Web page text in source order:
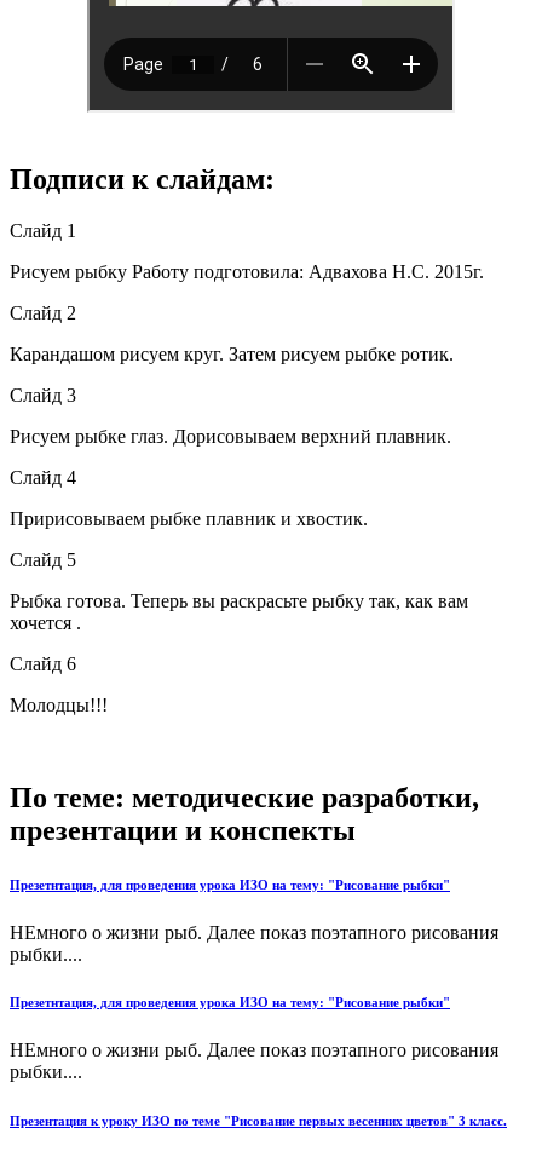
Подписи к слайдам:
Слайд 1
Рисуем рыбку Работу подготовила: Адвахова Н.С. 2015г.
Слайд 2
Карандашом рисуем круг. Затем рисуем рыбке ротик.
Слайд 3
Рисуем рыбке глаз. Дорисовываем верхний плавник.
Слайд 4
Пририсовываем рыбке плавник и хвостик.
Слайд 5
Рыбка готова. Теперь вы раскрасьте рыбку так, как вам
хочется .
Слайд 6
Молодцы!!!
По теме: методические разработки,
презентации и конспекты
Презетнтация, для проведения урока ИЗО на тему: "Рисование рыбки"
НЕмного о жизни рыб. Далее показ поэтапного рисования
рыбки....
Презетнтация, для проведения урока ИЗО на тему: "Рисование рыбки"
НЕмного о жизни рыб. Далее показ поэтапного рисования
рыбки....
Презентация к уроку ИЗО по теме "Рисование первых весенних цветов" 3 класс.